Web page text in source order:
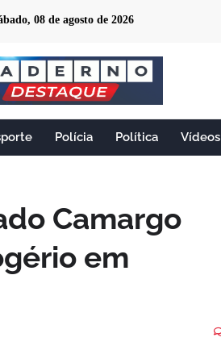
08 de agosto de 2026
Polícia Política Vídeos
Camargo
em